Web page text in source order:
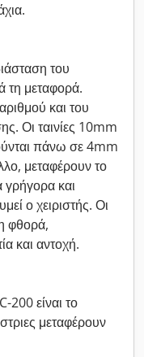
του
τη μεταφορά.
και του
Οι ταινίες 10mm
πάνω σε 4mm
μεταφέρουν το
και
ο χειριστής. Οι
φθορά,
και αντοχή.
200 είναι το
μεταφέρουν